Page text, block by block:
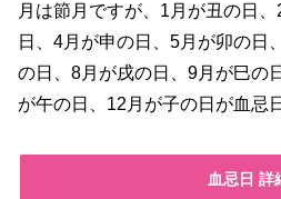
月は節月ですが、1月が丑の日
日、4月が申の日、5月が卯の日
の日、8月が戌の日、9月が巳の
が午の日、12月が子の日が血忌
血忌日 詳